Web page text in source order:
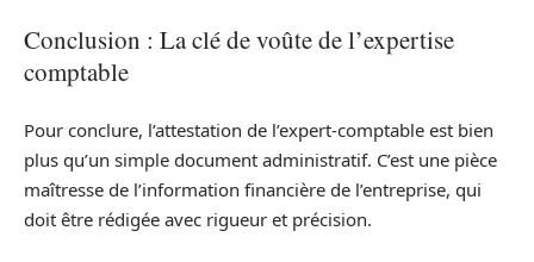
Conclusion : La clé de voûte de l’expertise
comptable
Pour conclure, l’attestation de l’expert-comptable est bien
plus qu’un simple document administratif. C’est une pièce
maîtresse de l’information financière de l’entreprise, qui
doit être rédigée avec rigueur et précision.